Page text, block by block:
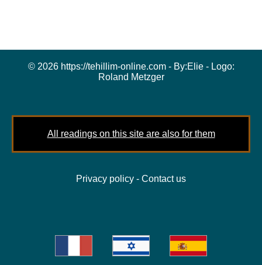
© 2026 https://tehillim-online.com - By:Elie- Logo:
Roland Metzger
All readings on this site are also for them
Privacy policy - Contact us